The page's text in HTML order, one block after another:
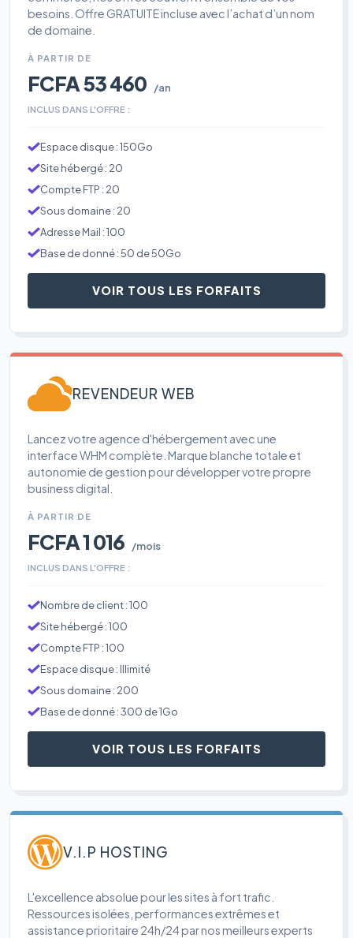
besoins. Offre GRATUITE incluse avec l’achat d’un nom
de domaine.
À PARTIR DE
FCFA 53 460 /an
INCLUS DANS L'OFFRE :
Espace disque : 150Go
Site hébergé : 20
Compte FTP : 20
Sous domaine : 20
Adresse Mail : 100
Base de donné : 50 de 50Go
VOIR TOUS LES FORFAITS
REVENDEUR WEB
Lancez votre agence d'hébergement avec une
interface WHM complète. Marque blanche totale et
autonomie de gestion pour développer votre propre
business digital.
À PARTIR DE
FCFA 1 016 /mois
INCLUS DANS L'OFFRE :
Nombre de client : 100
Site hébergé : 100
Compte FTP : 100
Espace disque : Illimité
Sous domaine : 200
Base de donné : 300 de 1Go
VOIR TOUS LES FORFAITS
V.I.P HOSTING
L'excellence absolue pour les sites à fort trafic.
Ressources isolées, performances extrêmes et
assistance prioritaire 24h/24 par nos meilleurs experts